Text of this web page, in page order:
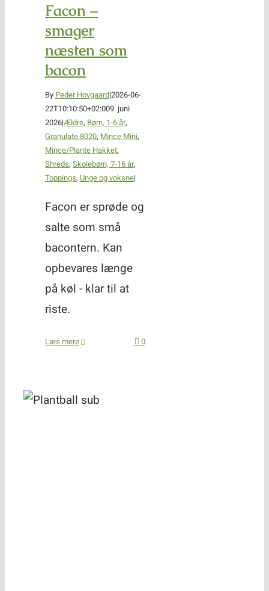
Facon –
smager
næsten som
bacon
By Peder Hovgaard|2026-06-
22T10:10:50+02:009. juni
2026|Ældre, Børn, 1-6 år,
Granulate 8020, Mince Mini,
Mince/Plante Hakket,
Shreds,Skolebørn, 7-16 år,
Toppings, Unge og voksne|
Facon er sprøde og
salte som små
bacontern. Kan
opbevares længe
på køl - klar til at
riste.
Læs mere 0